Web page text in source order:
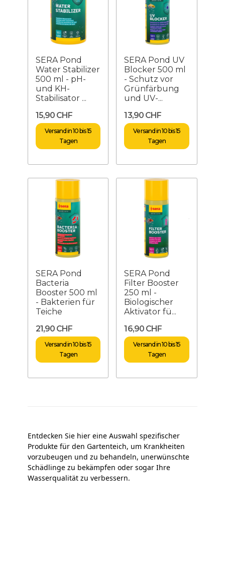
SERA Pond
Water Stabilizer
500 ml - pH-
und KH-
Stabilisator ...
15,90 CHF
Versand in 10 bis 15
Tagen
SERA Pond UV
Blocker 500 ml
- Schutz vor
Grünfärbung
und UV-...
13,90 CHF
Versand in 10 bis 15
Tagen
SERA Pond
Bacteria
Booster 500 ml
- Bakterien für
Teiche
21,90 CHF
Versand in 10 bis 15
Tagen
SERA Pond
Filter Booster
250 ml -
Biologischer
Aktivator fü...
16,90 CHF
Versand in 10 bis 15
Tagen
Entdecken Sie hier eine Auswahl spezifischer
Produkte für den Gartenteich, um Krankheiten
vorzubeugen und zu behandeln, unerwünschte
Schädlinge zu bekämpfen oder sogar Ihre
Wasserqualität zu verbessern.